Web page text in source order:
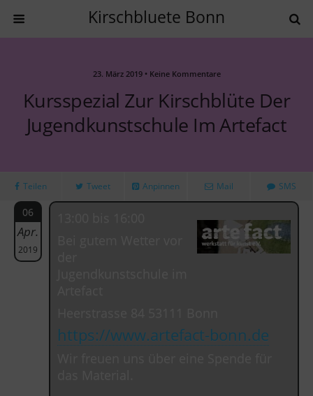
Kirschbluete Bonn
23. März 2019 • Keine Kommentare
Kursspezial Zur Kirschblüte Der
Jugendkunstschule Im Artefact
Teilen Tweet Anpinnen Mail SMS
06
Apr.
2019
https://www.artefact-bonn.de